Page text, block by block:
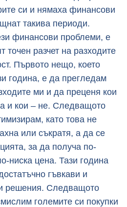
си и нямаха финансови
такива периоди.
финансови проблеми, е
точен разчет на разходите
Първото нещо, което
година, е да прегледам
ми и да преценя кои
и кои – не. Следващото
като това не
или съкратя, а да се
за да получа по-
ниска цена. Тази година
гъвкави и
решения. Следващото
големите си покупки